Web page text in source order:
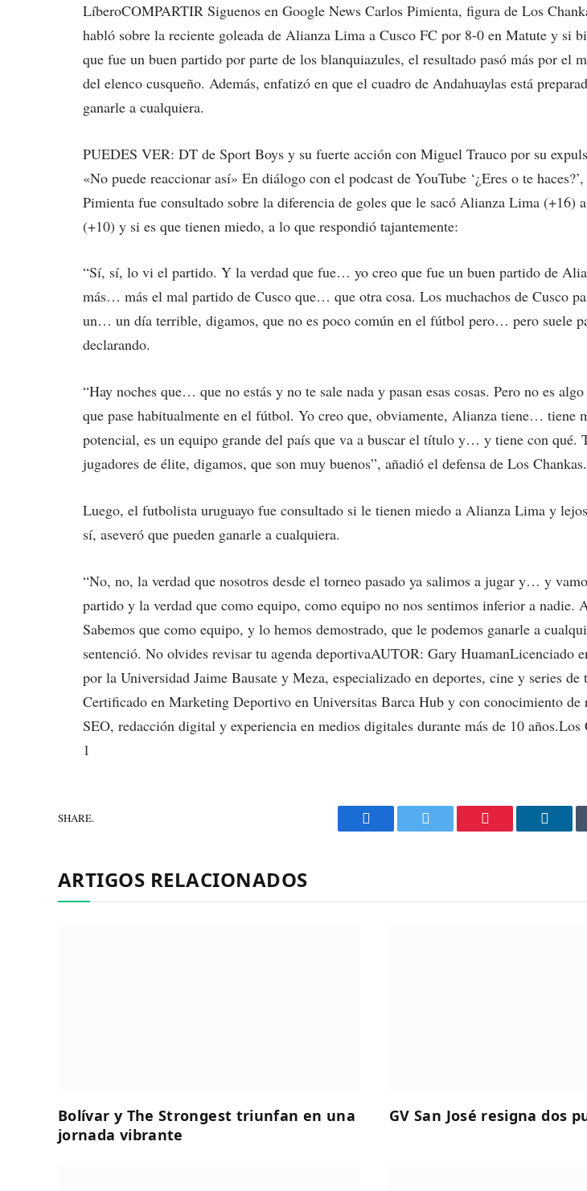
LíberoCOMPARTIR Siguenos en Google News Carlos Pimienta, figura de Los
habló sobre la reciente goleada de Alianza Lima a Cusco FC por 8-0 en Matute y si
que fue un buen partido por parte de los blanquiazules, el resultado pasó más por el
del elenco cusqueño. Además, enfatizó en que el cuadro de Andahuaylas está
ganarle a cualquiera.
PUEDES VER: DT de Sport Boys y su fuerte acción con Miguel Trauco por su
«No puede reaccionar así» En diálogo con el podcast de YouTube ‘¿Eres o te
Pimienta fue consultado sobre la diferencia de goles que le sacó Alianza Lima (+16)
(+10) y si es que tienen miedo, a lo que respondió tajantemente:
“Sí, sí, lo vi el partido. Y la verdad que fue… yo creo que fue un buen partido de
más… más el mal partido de Cusco que… que otra cosa. Los muchachos de Cusco
un… un día terrible, digamos, que no es poco común en el fútbol pero… pero suele
declarando.
“Hay noches que… que no estás y no te sale nada y pasan esas cosas. Pero no es
que pase habitualmente en el fútbol. Yo creo que, obviamente, Alianza tiene… tiene
potencial, es un equipo grande del país que va a buscar el título y… y tiene con qué.
jugadores de élite, digamos, que son muy buenos”, añadió el defensa de Los Chankas.
Luego, el futbolista uruguayo fue consultado si le tienen miedo a Alianza Lima y
sí, aseveró que pueden ganarle a cualquiera.
“No, no, la verdad que nosotros desde el torneo pasado ya salimos a jugar y… y
partido y la verdad que como equipo, como equipo no nos sentimos inferior a nadie.
Sabemos que como equipo, y lo hemos demostrado, que le podemos ganarle a
sentenció. No olvides revisar tu agenda deportivaAUTOR: Gary HuamanLicenciado
por la Universidad Jaime Bausate y Meza, especializado en deportes, cine y series de
Certificado en Marketing Deportivo en Universitas Barca Hub y con conocimiento de
SEO, redacción digital y experiencia en medios digitales durante más de 10 años.Los
1
SHARE.
Facebook Twitter Pinterest
ARTIGOS RELACIONADOS
Bolívar y The Strongest triunfan en una
jornada vibrante
GV San José resigna dos